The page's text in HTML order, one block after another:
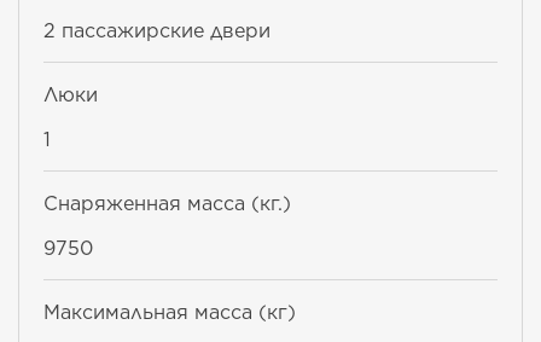
2 пассажирские двери
Люки
1
Снаряженная масса (кг.)
9750
Максимальная масса (кг)